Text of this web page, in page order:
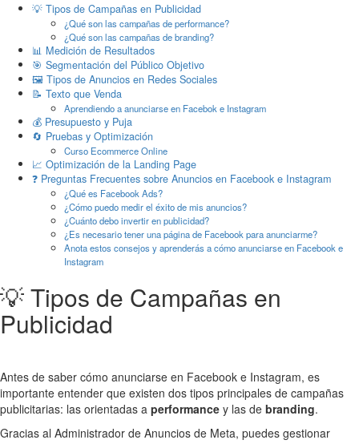
💡 Tipos de Campañas en Publicidad
¿Qué son las campañas de performance?
¿Qué son las campañas de branding?
📊 Medición de Resultados
🎯 Segmentación del Público Objetivo
🖼️ Tipos de Anuncios en Redes Sociales
📝 Texto que Venda
Aprendiendo a anunciarse en Facebok e Instagram
💰 Presupuesto y Puja
🔄 Pruebas y Optimización
Curso Ecommerce Online
📈 Optimización de la Landing Page
❓ Preguntas Frecuentes sobre Anuncios en Facebook e Instagram
¿Qué es Facebook Ads?
¿Cómo puedo medir el éxito de mis anuncios?
¿Cuánto debo invertir en publicidad?
¿Es necesario tener una página de Facebook para anunciarme?
Anota estos consejos y aprenderás a cómo anunciarse en Facebook e
Instagram
💡 Tipos de Campañas en
Publicidad
Antes de saber cómo anunciarse en Facebook e Instagram, es
importante entender que existen dos tipos principales de campañas
publicitarias: las orientadas a performance y las de branding.
Gracias al Administrador de Anuncios de Meta, puedes gestionar